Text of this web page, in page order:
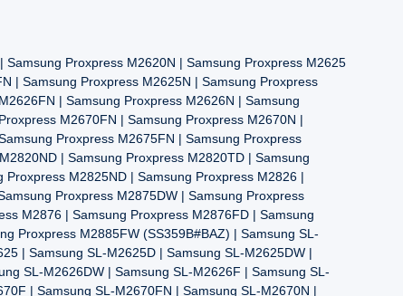
Proxpress M2620N | Samsung Proxpress M2625
| Samsung Proxpress M2625N | Samsung Proxpress
| Samsung Proxpress M2626N | Samsung
M2670FN | Samsung Proxpress M2670N |
Proxpress M2675FN | Samsung Proxpress
| Samsung Proxpress M2820TD | Samsung
M2825ND | Samsung Proxpress M2826 |
Proxpress M2875DW | Samsung Proxpress
M2876 | Samsung Proxpress M2876FD | Samsung
Proxpress M2885FW (SS359B#BAZ) | Samsung SL-
| Samsung SL-M2625D | Samsung SL-M2625DW |
SL-M2626DW | Samsung SL-M2626F | Samsung SL-
| Samsung SL-M2670FN | Samsung SL-M2670N |